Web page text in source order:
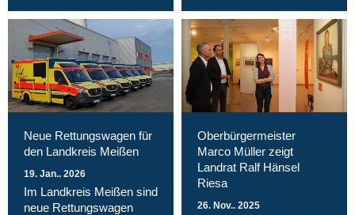
Neue Rettungswagen für
den Landkreis Meißen
19. Jan.. 2026
Im Landkreis Meißen sind
neue Rettungswagen
Oberbürgermeister
Marco Müller zeigt
Landrat Ralf Hänsel
Riesa
26. Nov.. 2025